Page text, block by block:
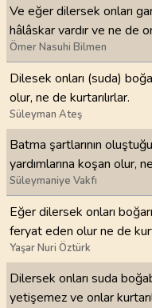
Ve eğer dilersek onları
hâlâskar vardır ve ne de
Ömer Nasuhi Bilmen
Dilesek onları (suda)
olur, ne de kurtarılırlar.
Süleyman Ateş
Batma şartlarının
yardımlarına koşan olur,
Süleymaniye Vakfı
Eğer dilersek onları
feryat eden olur ne de
Yaşar Nuri Öztürk
Dilersek onları suda
yetişemez ve onlar